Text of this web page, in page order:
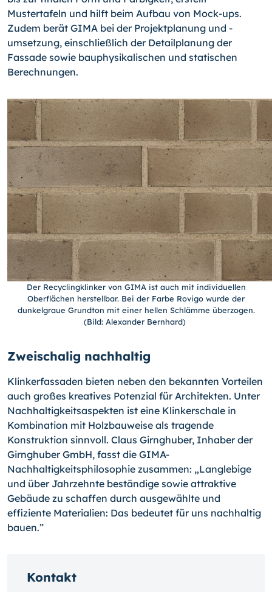
Mustertafeln und hilft beim Aufbau von Mock-ups.
Zudem berät GIMA bei der Projektplanung und -
umsetzung, einschließlich der Detailplanung der
Fassade sowie bauphysikalischen und statischen
Berechnungen.
Der Recyclingklinker von GIMA ist auch mit individuellen
Oberflächen herstellbar. Bei der Farbe Rovigo wurde der
dunkelgraue Grundton mit einer hellen Schlämme überzogen.
(Bild: Alexander Bernhard)
Zweischalig nachhaltig
Klinkerfassaden bieten neben den bekannten Vorteilen
auch großes kreatives Potenzial für Architekten. Unter
Nachhaltigkeitsaspekten ist eine Klinkerschale in
Kombination mit Holzbauweise als tragende
Konstruktion sinnvoll. Claus Girnghuber, Inhaber der
Girnghuber GmbH, fasst die GIMA-
Nachhaltigkeitsphilosophie zusammen: „Langlebige
und über Jahrzehnte beständige sowie attraktive
Gebäude zu schaffen durch ausgewählte und
effiziente Materialien: Das bedeutet für uns nachhaltig
bauen.”
Kontakt